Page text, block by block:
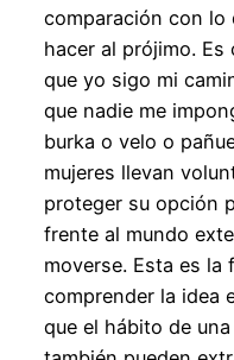
comparación con lo
hacer al prójimo. Es
que yo sigo mi
que nadie me
burka o velo o
mujeres llevan
proteger su opción
frente al mundo
moverse. Esta es la
comprender la idea
que el hábito de